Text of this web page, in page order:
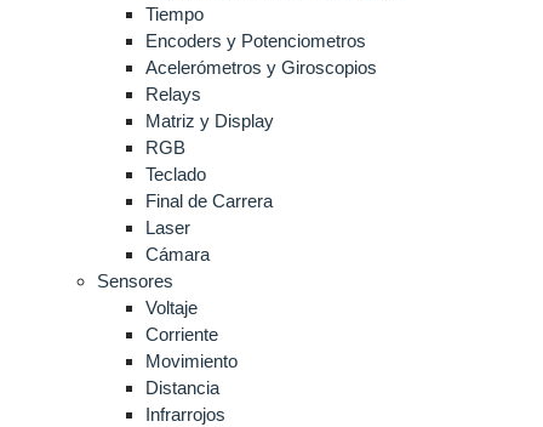
Tiempo
Encoders y Potenciometros
Acelerómetros y Giroscopios
Relays
Matriz y Display
RGB
Teclado
Final de Carrera
Laser
Cámara
Sensores
Voltaje
Corriente
Movimiento
Distancia
Infrarrojos